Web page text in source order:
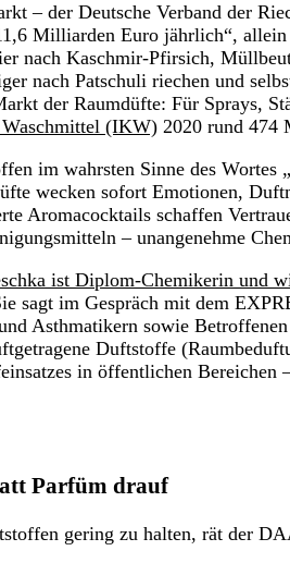
– der Deutsche Verband der
Milliarden Euro jährlich“,
nach Kaschmir-Pfirsich,
nach Patschuli riechen und
der Raumdüfte: Für Sprays,
Waschmittel (IKW) 2020 rund 474
im wahrsten Sinne des
wecken sofort Emotionen,
Aromacocktails schaffen
– unangenehme
ist Diplom-Chemikerin und
sagt im Gespräch mit dem
Asthmatikern sowie
Duftstoffe
in öffentlichen Bereichen
Parfüm drauf
gering zu halten, rät der